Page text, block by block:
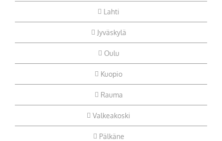
Lahti
Jyväskylä
Oulu
Kuopio
Rauma
Valkeakoski
Pälkäne